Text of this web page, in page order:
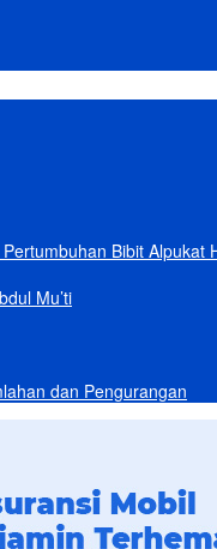
Bibit Alpukat
Mu’ti
dan Pengurangan